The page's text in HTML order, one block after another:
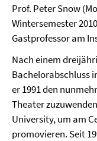
Prof. Peter Snow
Wintersemester
Gastprofessor am
Nach einem
Bachelorabschluss
er 1991 den
Theater
University, um am
promovieren. Seit